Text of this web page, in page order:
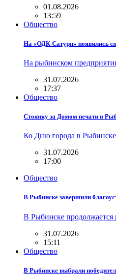
01.08.2026
13:59
Общество
На «ОДК-Сатурн» появились
На рыбинском
31.07.2026
17:37
Общество
Стоянку за Домом печати в
Ко Дню города в
31.07.2026
17:00
Общество
В Рыбинске завершили
В Рыбинске
31.07.2026
15:11
Общество
В Рыбинске выбрали